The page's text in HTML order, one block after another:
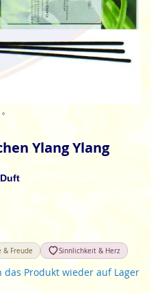
Ylang Ylang
& Freude Sinnlichkeit & Herz
Produkt wieder auf Lager